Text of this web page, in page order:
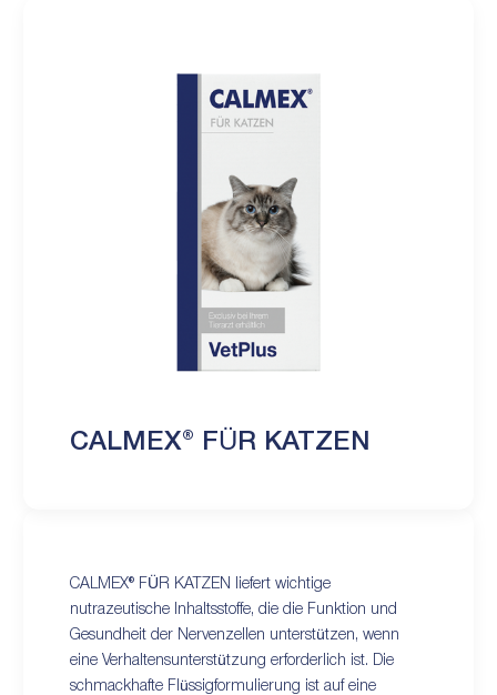
CALMEX® FÜR KATZEN
CALMEX® FÜR KATZEN liefert wichtige
nutrazeutische Inhaltsstoffe, die die Funktion und
Gesundheit der Nervenzellen unterstützen, wenn
eine Verhaltensunterstützung erforderlich ist. Die
schmackhafte Flüssigformulierung ist auf eine